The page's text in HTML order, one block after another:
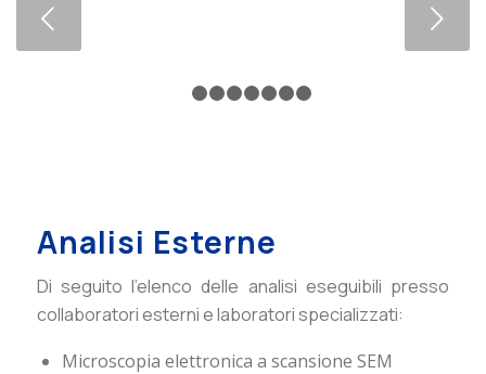
1 2
Analisi Esterne
Di seguito l’elenco delle analisi eseguibili presso
collaboratori esterni e laboratori specializzati:
Microscopia elettronica a scansione SEM